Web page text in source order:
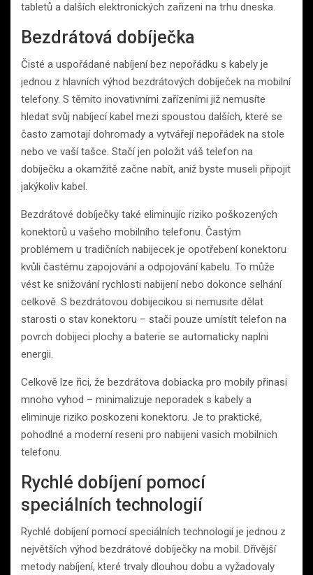
tabletů a dalších elektronických zařizeni na trhu dneska.
Bezdrátová dobíječka
Čisté a uspořádané nabíjení bez nepořádku s kabely je
jednou z hlavních výhod bezdrátových dobíječek na mobilní
telefony. S těmito inovativními zařízeními již nemusíte
hledat svůj nabíjecí kabel mezi spoustou dalších, které se
často zamotají dohromady a vytvářejí nepořádek na stole
nebo ve vaší tašce. Stačí jen položit váš telefon na
dobíječku a okamžitě začne nabít, aniž byste museli připojit
jakýkoliv kabel.
Bezdrátové dobíječky také eliminujíc riziko poškozených
konektorů u vašeho mobilního telefonu. Častým
problémem u tradičních nabijecek je opotřebení konektoru
kvůli častému zapojování a odpojování kabelu. To může
vést ke snižování rychlosti nabijení nebo dokonce selhání
celkově. S bezdrátovou dobijecikou si nemusite dělat
starosti o stav konektoru – stači pouze umístít telefon na
povrch dobijeci plochy a baterie se automaticky naplni
energii.
Celkově lze řici, že bezdrátova dobiacka pro mobily přinasi
mnoho vyhod – minimalizuje neporadek s kabely a
eliminuje riziko poskozeni konektoru. Je to praktické,
pohodlné a moderní reseni pro nabijeni vasich mobilnich
telefonu.
Rychlé dobíjení pomocí
speciálních technologií
Rychlé dobíjení pomocí speciálních technologií je jednou z
největších výhod bezdrátové dobíječky na mobil. Dřívější
metody nabíjení, které trvaly dlouhou dobu a vyžadovaly